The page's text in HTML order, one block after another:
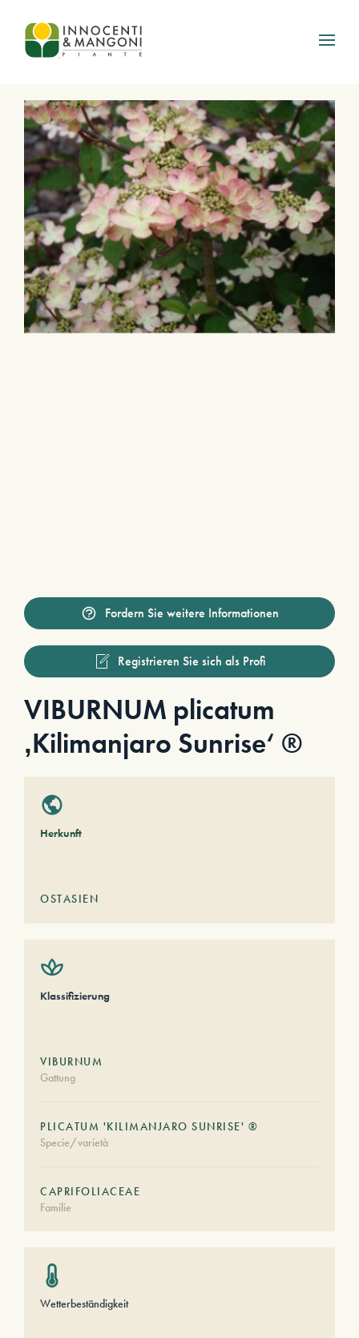
Skip to main content
Fordern Sie weitere Informationen
Registrieren Sie sich als Profi
VIBURNUM plicatum
‚Kilimanjaro Sunrise‘ ®
Herkunft
OSTASIEN
Klassifizierung
VIBURNUM
Gattung
PLICATUM 'KILIMANJARO SUNRISE' ®
Specie/varietà
CAPRIFOLIACEAE
Familie
Wetterbeständigkeit